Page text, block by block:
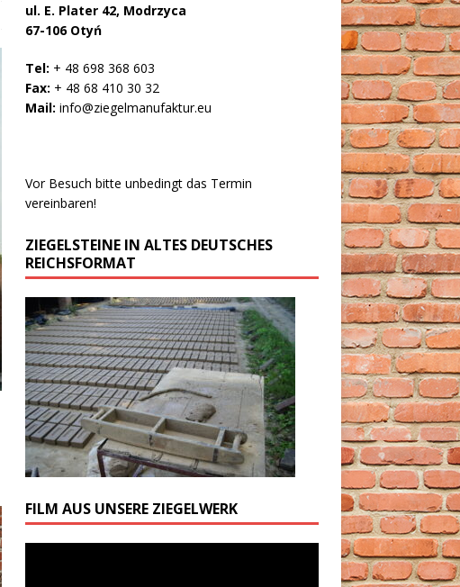
ul. E. Plater 42, Modrzyca
67-106 Otyń
Tel: + 48 698 368 603
Fax: + 48 68 410 30 32
Mail: info@ziegelmanufaktur.eu
Vor Besuch bitte unbedingt das Termin
vereinbaren!
ZIEGELSTEINE IN ALTES DEUTSCHES
REICHSFORMAT
FILM AUS UNSERE ZIEGELWERK